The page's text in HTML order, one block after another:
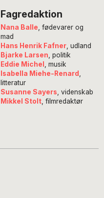
Fagredaktion
Nana Balle, fødevarer og
mad
Hans Henrik Fafner, udland
Bjarke Larsen, politik
Eddie Michel , musik
Isabella Miehe-Renard ,
litteratur
Susanne Sayers, videnskab
Mikkel Stolt, filmredaktør